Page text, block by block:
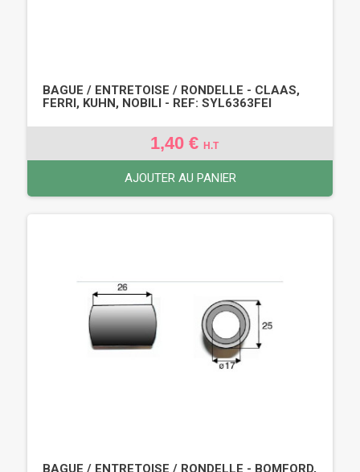
BAGUE / ENTRETOISE / RONDELLE - CLAAS,
FERRI, KUHN, NOBILI - REF: SYL6363FEI
1,40 € H.T
AJOUTER AU PANIER
BAGUE / ENTRETOISE / RONDELLE - BOMFORD,